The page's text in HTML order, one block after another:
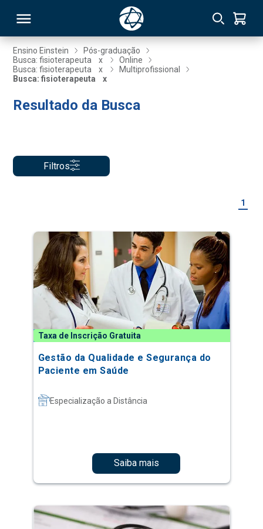
Ensino Einstein
Pós-graduação
Busca: fisioterapeuta
x
Online
Busca: fisioterapeuta
x
Multiprofissional
Busca: fisioterapeuta
x
Resultado da Busca
Filtros
1
Taxa de Inscrição Gratuita
Gestão da Qualidade e Segurança do
Paciente em Saúde
Especialização a Distância
Saiba mais